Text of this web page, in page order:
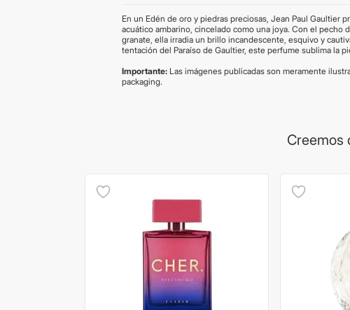
En un Edén de oro y piedras preciosas, Jean Paul Gaultier
acuático ambarino, cincelado como una joya. Con el pecho
granate, ella irradia un brillo incandescente, esquivo y
tentación del Paraíso de Gaultier, este perfume sublima la
Importante: Las imágenes publicadas son meramente
packaging.
Creemos